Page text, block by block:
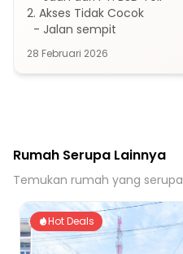
2. Akses Tidak Cocok
  - Jalan sempit
28 Februari 2026
Rumah Serupa Lainnya
Temukan rumah yang serupa
Hot Deals